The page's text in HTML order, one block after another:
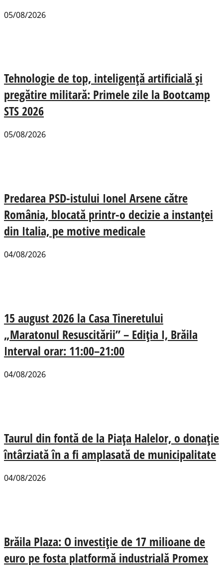
05/08/2026
Tehnologie de top, inteligență artificială și
pregătire militară: Primele zile la Bootcamp
STS 2026
05/08/2026
Predarea PSD-istului Ionel Arsene către
România, blocată printr-o decizie a instanței
din Italia, pe motive medicale
04/08/2026
15 august 2026 la Casa Tineretului
„Maratonul Resuscitării” – Ediția I, Brăila
Interval orar: 11:00–21:00
04/08/2026
Taurul din fontă de la Piața Halelor, o donație
întârziată în a fi amplasată de municipalitate
04/08/2026
Brăila Plaza: O investiție de 17 milioane de
euro pe fosta platformă industrială Promex